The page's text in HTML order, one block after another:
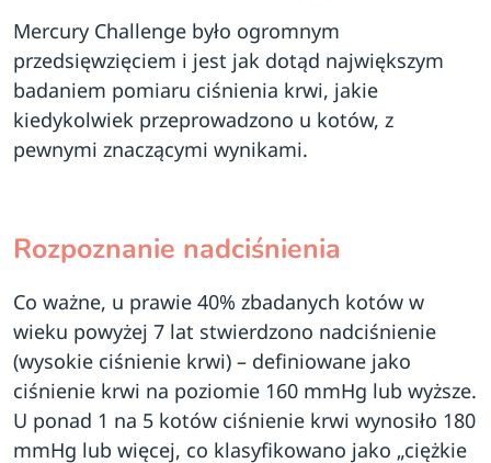
Mercury Challenge było ogromnym
przedsięwzięciem i jest jak dotąd największym
badaniem pomiaru ciśnienia krwi, jakie
kiedykolwiek przeprowadzono u kotów, z
pewnymi znaczącymi wynikami.
Rozpoznanie nadciśnienia
Co ważne, u prawie 40% zbadanych kotów w
wieku powyżej 7 lat stwierdzono nadciśnienie
(wysokie ciśnienie krwi) – definiowane jako
ciśnienie krwi na poziomie 160 mmHg lub wyższe.
U ponad 1 na 5 kotów ciśnienie krwi wynosiło 180
mmHg lub więcej, co klasyfikowano jako „ciężkie